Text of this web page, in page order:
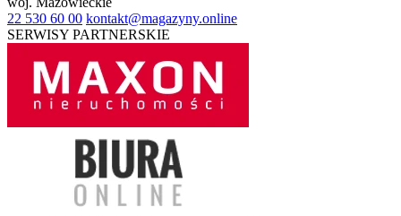
22 530 60 00 kontakt@magazyny.online
SERWISY PARTNERSKIE